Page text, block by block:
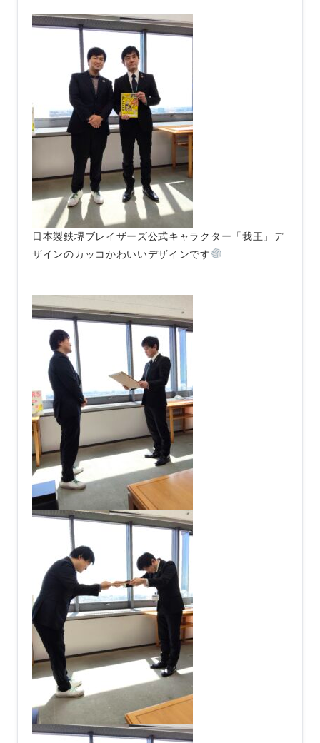
日本製鉄堺ブレイザーズ公式キャラクター「我王」デ
ザインのカッコかわいいデザインです